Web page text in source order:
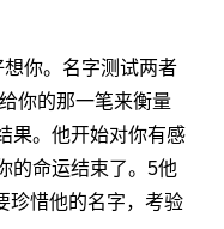
你。名字测试两者
你的那一笔来衡量
果。他开始对你有感
的命运结束了。5他
珍惜他的名字，考验